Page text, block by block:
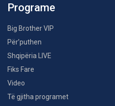
Programe
Big Brother VIP
Për’puthen
Shqipëria LIVE
Fiks Fare
Video
Të gjitha programet